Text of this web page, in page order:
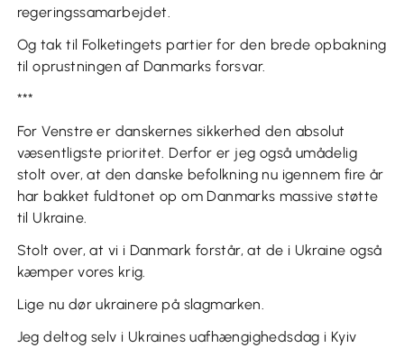
regeringssamarbejdet.
Og tak til Folketingets partier for den brede opbakning
til oprustningen af Danmarks forsvar.
***
For Venstre er danskernes sikkerhed den absolut
væsentligste prioritet. Derfor er jeg også umådelig
stolt over, at den danske befolkning nu igennem fire år
har bakket fuldtonet op om Danmarks massive støtte
til Ukraine.
Stolt over, at vi i Danmark forstår, at de i Ukraine også
kæmper vores krig.
Lige nu dør ukrainere på slagmarken.
Jeg deltog selv i Ukraines uafhængighedsdag i Kyiv